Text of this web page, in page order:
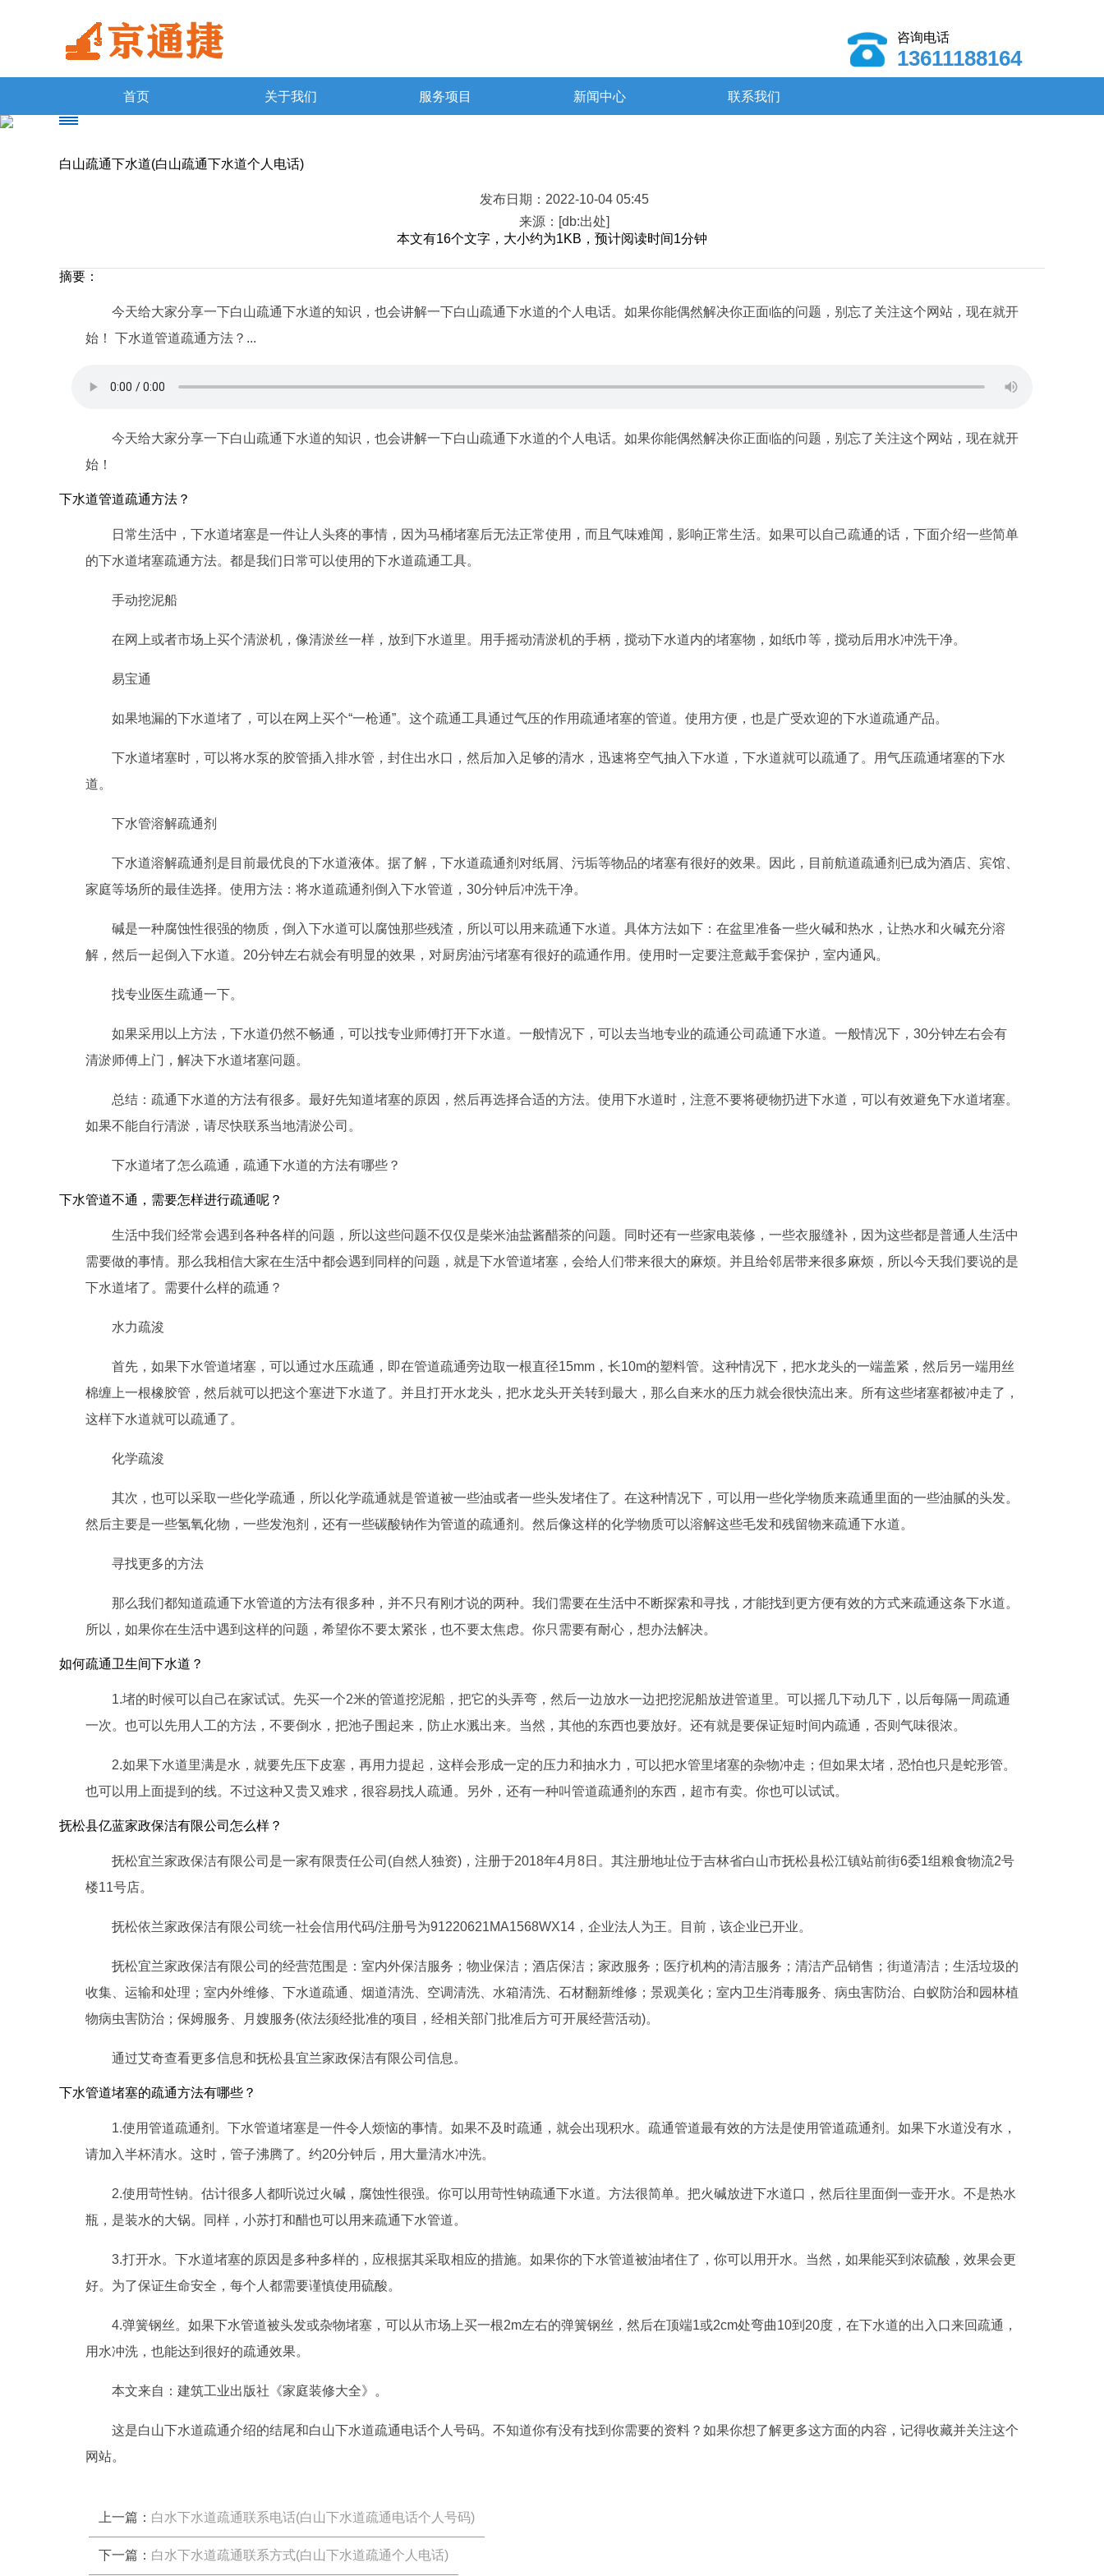
咨询电话
13611188164
首页 关于我们 服务项目 新闻中心 联系我们
白山疏通下水道(白山疏通下水道个人电话)
发布日期：2022-10-04 05:45
来源：[db:出处]
本文有16个文字，大小约为1KB，预计阅读时间1分钟
摘要：
今天给大家分享一下白山疏通下水道的知识，也会讲解一下白山疏通下水道的个人电话。如果你能偶然解决你正面临的问题，别忘了关注这个网站，现在就开
始！ 下水道管道疏通方法？...
今天给大家分享一下白山疏通下水道的知识，也会讲解一下白山疏通下水道的个人电话。如果你能偶然解决你正面临的问题，别忘了关注这个网站，现在就开
始！
下水道管道疏通方法？
日常生活中，下水道堵塞是一件让人头疼的事情，因为马桶堵塞后无法正常使用，而且气味难闻，影响正常生活。如果可以自己疏通的话，下面介绍一些简单
的下水道堵塞疏通方法。都是我们日常可以使用的下水道疏通工具。
手动挖泥船
在网上或者市场上买个清淤机，像清淤丝一样，放到下水道里。用手摇动清淤机的手柄，搅动下水道内的堵塞物，如纸巾等，搅动后用水冲洗干净。
易宝通
如果地漏的下水道堵了，可以在网上买个“一枪通”。这个疏通工具通过气压的作用疏通堵塞的管道。使用方便，也是广受欢迎的下水道疏通产品。
下水道堵塞时，可以将水泵的胶管插入排水管，封住出水口，然后加入足够的清水，迅速将空气抽入下水道，下水道就可以疏通了。用气压疏通堵塞的下水
道。
下水管溶解疏通剂
下水道溶解疏通剂是目前最优良的下水道液体。据了解，下水道疏通剂对纸屑、污垢等物品的堵塞有很好的效果。因此，目前航道疏通剂已成为酒店、宾馆、
家庭等场所的最佳选择。使用方法：将水道疏通剂倒入下水管道，30分钟后冲洗干净。
碱是一种腐蚀性很强的物质，倒入下水道可以腐蚀那些残渣，所以可以用来疏通下水道。具体方法如下：在盆里准备一些火碱和热水，让热水和火碱充分溶
解，然后一起倒入下水道。20分钟左右就会有明显的效果，对厨房油污堵塞有很好的疏通作用。使用时一定要注意戴手套保护，室内通风。
找专业医生疏通一下。
如果采用以上方法，下水道仍然不畅通，可以找专业师傅打开下水道。一般情况下，可以去当地专业的疏通公司疏通下水道。一般情况下，30分钟左右会有
清淤师傅上门，解决下水道堵塞问题。
总结：疏通下水道的方法有很多。最好先知道堵塞的原因，然后再选择合适的方法。使用下水道时，注意不要将硬物扔进下水道，可以有效避免下水道堵塞。
如果不能自行清淤，请尽快联系当地清淤公司。
下水道堵了怎么疏通，疏通下水道的方法有哪些？
下水管道不通，需要怎样进行疏通呢？
生活中我们经常会遇到各种各样的问题，所以这些问题不仅仅是柴米油盐酱醋茶的问题。同时还有一些家电装修，一些衣服缝补，因为这些都是普通人生活中
需要做的事情。那么我相信大家在生活中都会遇到同样的问题，就是下水管道堵塞，会给人们带来很大的麻烦。并且给邻居带来很多麻烦，所以今天我们要说的是
下水道堵了。需要什么样的疏通？
水力疏浚
首先，如果下水管道堵塞，可以通过水压疏通，即在管道疏通旁边取一根直径15mm，长10m的塑料管。这种情况下，把水龙头的一端盖紧，然后另一端用丝
棉缠上一根橡胶管，然后就可以把这个塞进下水道了。并且打开水龙头，把水龙头开关转到最大，那么自来水的压力就会很快流出来。所有这些堵塞都被冲走了，
这样下水道就可以疏通了。
化学疏浚
其次，也可以采取一些化学疏通，所以化学疏通就是管道被一些油或者一些头发堵住了。在这种情况下，可以用一些化学物质来疏通里面的一些油腻的头发。
然后主要是一些氢氧化物，一些发泡剂，还有一些碳酸钠作为管道的疏通剂。然后像这样的化学物质可以溶解这些毛发和残留物来疏通下水道。
寻找更多的方法
那么我们都知道疏通下水管道的方法有很多种，并不只有刚才说的两种。我们需要在生活中不断探索和寻找，才能找到更方便有效的方式来疏通这条下水道。
所以，如果你在生活中遇到这样的问题，希望你不要太紧张，也不要太焦虑。你只需要有耐心，想办法解决。
如何疏通卫生间下水道？
1.堵的时候可以自己在家试试。先买一个2米的管道挖泥船，把它的头弄弯，然后一边放水一边把挖泥船放进管道里。可以摇几下动几下，以后每隔一周疏通
一次。也可以先用人工的方法，不要倒水，把池子围起来，防止水溅出来。当然，其他的东西也要放好。还有就是要保证短时间内疏通，否则气味很浓。
2.如果下水道里满是水，就要先压下皮塞，再用力提起，这样会形成一定的压力和抽水力，可以把水管里堵塞的杂物冲走；但如果太堵，恐怕也只是蛇形管。
也可以用上面提到的线。不过这种又贵又难求，很容易找人疏通。另外，还有一种叫管道疏通剂的东西，超市有卖。你也可以试试。
抚松县亿蓝家政保洁有限公司怎么样？
抚松宜兰家政保洁有限公司是一家有限责任公司(自然人独资)，注册于2018年4月8日。其注册地址位于吉林省白山市抚松县松江镇站前街6委1组粮食物流2号
楼11号店。
抚松依兰家政保洁有限公司统一社会信用代码/注册号为91220621MA1568WX14，企业法人为王。目前，该企业已开业。
抚松宜兰家政保洁有限公司的经营范围是：室内外保洁服务；物业保洁；酒店保洁；家政服务；医疗机构的清洁服务；清洁产品销售；街道清洁；生活垃圾的
收集、运输和处理；室内外维修、下水道疏通、烟道清洗、空调清洗、水箱清洗、石材翻新维修；景观美化；室内卫生消毒服务、病虫害防治、白蚁防治和园林植
物病虫害防治；保姆服务、月嫂服务(依法须经批准的项目，经相关部门批准后方可开展经营活动)。
通过艾奇查看更多信息和抚松县宜兰家政保洁有限公司信息。
下水管道堵塞的疏通方法有哪些？
1.使用管道疏通剂。下水管道堵塞是一件令人烦恼的事情。如果不及时疏通，就会出现积水。疏通管道最有效的方法是使用管道疏通剂。如果下水道没有水，
请加入半杯清水。这时，管子沸腾了。约20分钟后，用大量清水冲洗。
2.使用苛性钠。估计很多人都听说过火碱，腐蚀性很强。你可以用苛性钠疏通下水道。方法很简单。把火碱放进下水道口，然后往里面倒一壶开水。不是热水
瓶，是装水的大锅。同样，小苏打和醋也可以用来疏通下水管道。
3.打开水。下水道堵塞的原因是多种多样的，应根据其采取相应的措施。如果你的下水管道被油堵住了，你可以用开水。当然，如果能买到浓硫酸，效果会更
好。为了保证生命安全，每个人都需要谨慎使用硫酸。
4.弹簧钢丝。如果下水管道被头发或杂物堵塞，可以从市场上买一根2m左右的弹簧钢丝，然后在顶端1或2cm处弯曲10到20度，在下水道的出入口来回疏通，
用水冲洗，也能达到很好的疏通效果。
本文来自：建筑工业出版社《家庭装修大全》。
这是白山下水道疏通介绍的结尾和白山下水道疏通电话个人号码。不知道你有没有找到你需要的资料？如果你想了解更多这方面的内容，记得收藏并关注这个
网站。
上一篇： 白水下水道疏通联系电话(白山下水道疏通电话个人号码)
下一篇： 白水下水道疏通联系方式(白山下水道疏通个人电话)